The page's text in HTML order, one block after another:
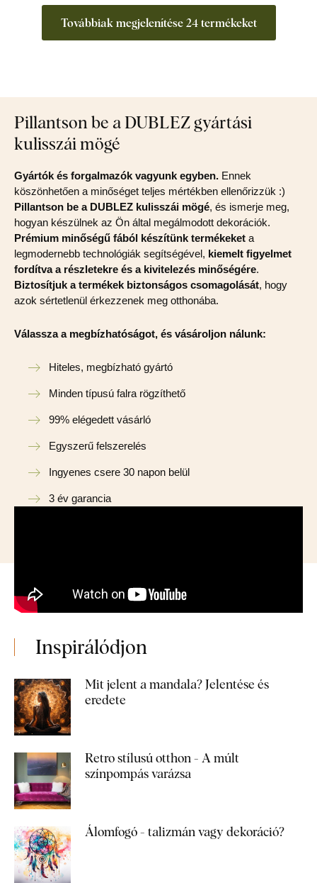
Továbbiak megjelenítése 24 termékeket
Pillantson be a DUBLEZ gyártási
kulisszái mögé
Gyártók és forgalmazók vagyunk egyben. Ennek
köszönhetően a minőséget teljes mértékben ellenőrizzük :)
Pillantson be a DUBLEZ kulisszái mögé, és ismerje meg,
hogyan készülnek az Ön által megálmodott dekorációk.
Prémium minőségű fából készítünk termékeket a
legmodernebb technológiák segítségével, kiemelt figyelmet
fordítva a részletekre és a kivitelezés minőségére.
Biztosítjuk a termékek biztonságos csomagolását, hogy
azok sértetlenül érkezzenek meg otthonába.
Válassza a megbízhatóságot, és vásároljon nálunk:
Hiteles, megbízható gyártó
Minden típusú falra rögzíthető
99% elégedett vásárló
Egyszerű felszerelés
Ingyenes csere 30 napon belül
3 év garancia
Inspirálódjon
Mit jelent a mandala? Jelentése és
eredete
Retro stílusú otthon - A múlt
színpompás varázsa
Álomfogó - talizmán vagy dekoráció?